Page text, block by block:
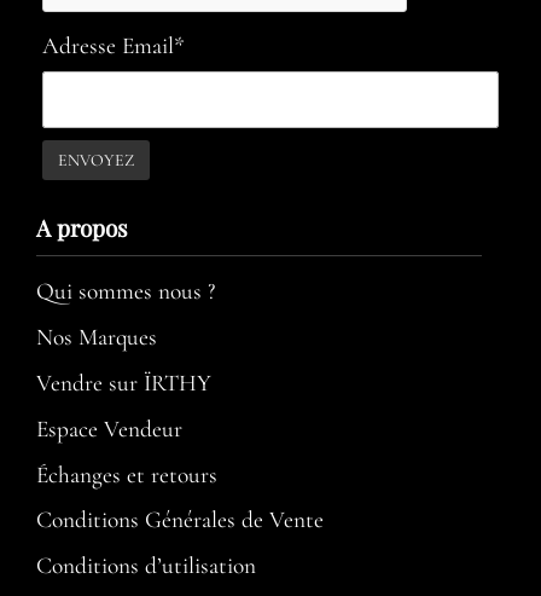
Adresse Email*
A propos​
Qui sommes nous ?
Nos Marques
Vendre sur ÏRTHY
Espace Vendeur
Échanges et retours
Conditions Générales de Vente
Conditions d’utilisation​